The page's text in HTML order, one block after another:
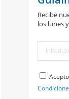
Recibe
los lunes